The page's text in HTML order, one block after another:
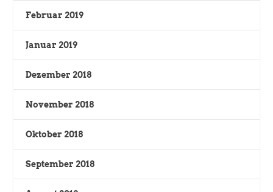
Februar 2019
Januar 2019
Dezember 2018
November 2018
Oktober 2018
September 2018